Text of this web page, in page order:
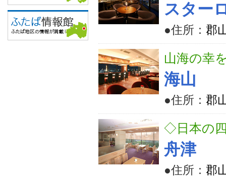
スター
●住所： 郡
山海の幸
海山
●住所： 郡
◇日本の
舟津
●住所： 郡